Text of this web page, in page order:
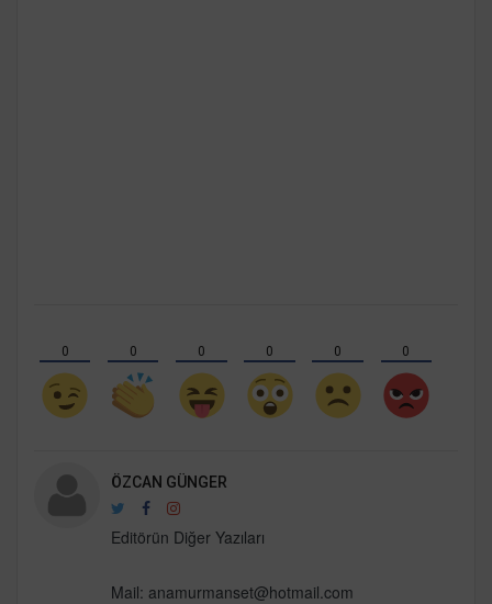
0 0 0 0 0 0
ÖZCAN GÜNGER
Editörün Diğer Yazıları
Mail: anamurmanset@hotmail.com